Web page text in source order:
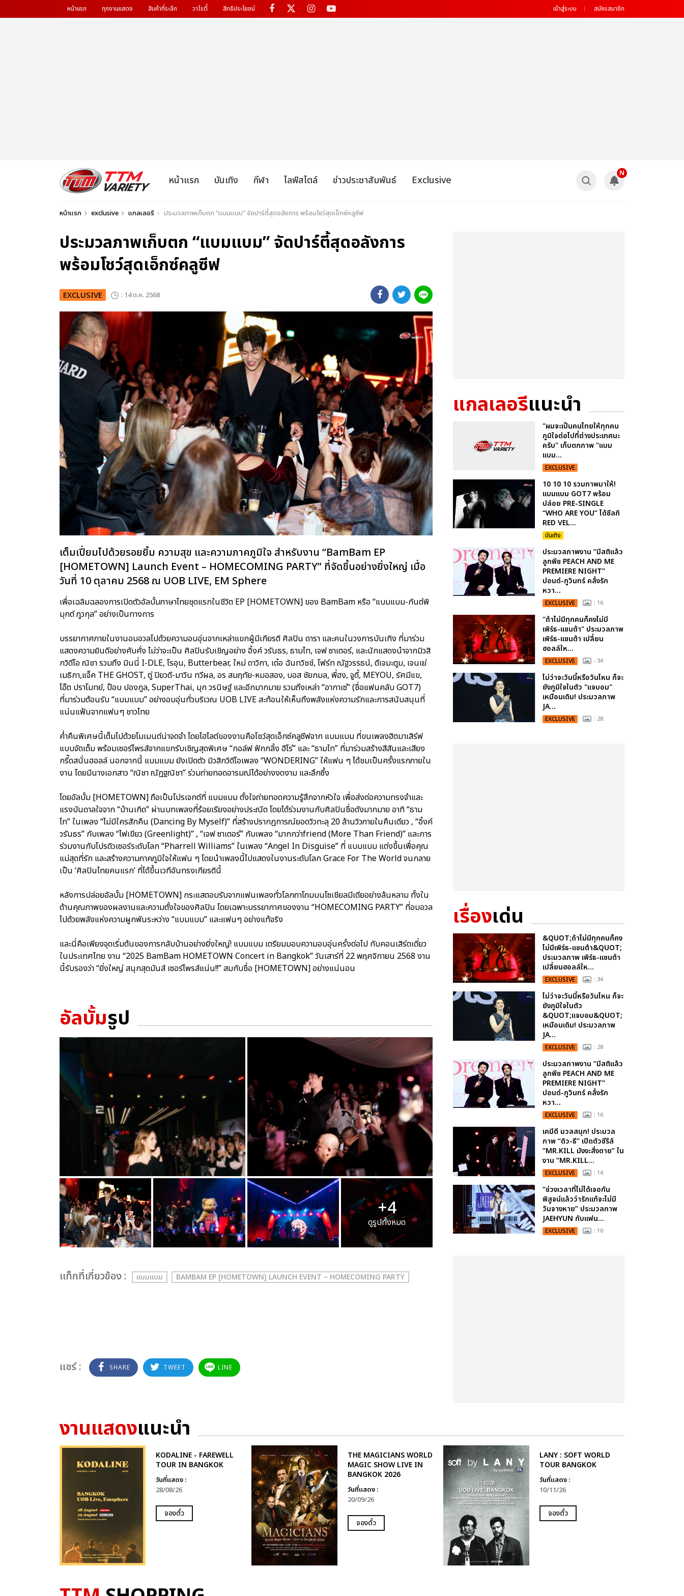
หน้าแรก ทุกงานแสดง สินค้าที่ระลึก วาไรตี้ สิทธิประโยชน์ เข้าสู่ระบบ สมัครสมาชิก
หน้าแรก บันเทิง กีฬา ไลฟ์สไตล์ ข่าวประชาสัมพันธ์ Exclusive
N
หน้าแรก exclusive แกลเลอรี ประมวลภาพเก็บตก “แบมแบม” จัดปาร์ตี้สุดอลังการ พร้อมโชว์สุดเอ็กซ์คลูซีฟ
ประมวลภาพเก็บตก “แบมแบม” จัดปาร์ตี้สุดอลังการ
พร้อมโชว์สุดเอ็กซ์คลูซีฟ
EXCLUSIVE : 14 ต.ค. 2568
เต็มเปี่ยมไปด้วยรอยยิ้ม ความสุข และความภาคภูมิใจ สำหรับงาน “BamBam EP
[HOMETOWN] Launch Event – HOMECOMING PARTY” ที่จัดขึ้นอย่างยิ่งใหญ่ เมื่อ
วันที่ 10 ตุลาคม 2568 ณ UOB LIVE, EM Sphere
เพื่อเฉลิมฉลองการเปิดตัวอัลบั้มภาษาไทยชุดแรกในชีวิต EP [HOMETOWN] ของ BamBam หรือ “แบมแบม-กันต์พิ
มุกต์ ภูวกุล” อย่างเป็นทางการ
บรรยากาศภายในงานอบอวลไปด้วยความอบอุ่นจากเหล่าแขกผู้มีเกียรติ ศิลปิน ดารา และคนในวงการบันเทิง ที่มาร่วม
แสดงความยินดีอย่างคับคั่ง ไม่ว่าจะเป็น ศิลปินรับเชิญอย่าง อิ้งค์ วรันธร, ธามไท, เจฟ ซาเตอร์, และนักแสดงนำจากมิวสิ
กวิดีโอ ณิชา รวมถึง มินนี่ I-DLE, โรอุน, Butterbear, ใหม่ ดาวิกา, เต๋อ ฉันทวิชช์, โฟร์ท ณัฐวรรธน์, ดีเจมะตูม, เจนเย่
เมธิกา,แจ็ค THE GHOST, ตู่ ปิยวดี-มาวิน ทวีผล, อร สมฤทัย-หมอสอง, บอส ชัยกมล, พี่ฮง, จูดี้, MEYOU, รัศมีแข,
โอ๊ต ปราโมทย์, ป๊อบ ปองกูล, SuperThai, มุก วรนิษฐ์ และอีกมากมาย รวมถึงเหล่า “อากาเซ่” (ชื่อแฟนคลับ GOT7)
ที่มาร่วมต้อนรับ “แบมแบม” อย่างอบอุ่นทั่วบริเวณ UOB LIVE สะท้อนให้เห็นถึงพลังแห่งความรักและการสนับสนุนที่
แน่นแฟ้นจากแฟนๆ ชาวไทย
ค่ำคืนพิเศษนี้เต็มไปด้วยโมเมนต์น่าจดจำ โดยไฮไลต์ของงานคือโชว์สุดเอ็กซ์คลูซีฟจาก แบมแบม ที่ขนเพลงฮิตมาเสิร์ฟ
แบบจัดเต็ม พร้อมเซอร์ไพรส์จากแขกรับเชิญสุดพิเศษ “กอล์ฟ ฟักกลิ้ง ฮีโร่” และ “ธามไท” ที่มาร่วมสร้างสีสันและเสียง
กรี๊ดสนั่นฮอลล์ นอกจากนี้ แบมแบม ยังเปิดตัว มิวสิกวิดีโอเพลง “WONDERING” ให้แฟน ๆ ได้ชมเป็นครั้งแรกภายใน
งาน โดยมีนางเอกสาว “ณิชา ณัฏฐณิชา” ร่วมถ่ายทอดอารมณ์ได้อย่างงดงาม และลึกซึ้ง
โดยอัลบั้ม [HOMETOWN] ถือเป็นโปรเจกต์ที่ แบมแบม ตั้งใจถ่ายทอดความรู้สึกจากหัวใจ เพื่อส่งต่อความทรงจำและ
แรงบันดาลใจจาก “บ้านเกิด” ผ่านบทเพลงที่ร้อยเรียงอย่างประณีต โดยได้ร่วมงานกับศิลปินชื่อดังมากมาย อาทิ “ธาม
ไท” ในเพลง “ไม่มีใครสักคืน (Dancing By Myself)” ที่สร้างปรากฏการณ์ยอดวิวทะลุ 20 ล้านวิวภายในคืนเดียว , “อิ้งค์
วรันธร” กับเพลง “ไฟเขียว (Greenlight)” , “เจฟ ซาเตอร์” กับเพลง “มากกว่าfriend (More Than Friend)” และการ
ร่วมงานกับโปรดิวเซอร์ระดับโลก “Pharrell Williams” ในเพลง “Angel In Disguise” ที่ แบมแบม แต่งขึ้นเพื่อคุณ
แม่สุดที่รัก และสร้างความภาคภูมิใจให้แฟน ๆ โดยนำเพลงนี้ไปแสดงในงานระดับโลก Grace For The World จนกลาย
เป็น ‘ศิลปินไทยคนแรก’ ที่ได้ขึ้นเวทีอันทรงเกียรตินี้
หลังการปล่อยอัลบั้ม [HOMETOWN] กระแสตอบรับจากแฟนเพลงทั่วโลกถาโถมบนโซเชียลมีเดียอย่างล้นหลาม ทั้งใน
ด้านคุณภาพของผลงานและความตั้งใจของศิลปิน โดยเฉพาะบรรยากาศของงาน “HOMECOMING PARTY” ที่อบอวล
ไปด้วยพลังแห่งความผูกพันระหว่าง “แบมแบม” และแฟนๆ อย่างแท้จริง
และนี่คือเพียงจุดเริ่มต้นของการกลับบ้านอย่างยิ่งใหญ่! แบมแบม เตรียมมอบความอบอุ่นครั้งต่อไป กับคอนเสิร์ตเดี่ยว
ในประเทศไทย งาน “2025 BamBam HOMETOWN Concert in Bangkok” วันเสาร์ที่ 22 พฤศจิกายน 2568 งาน
นี้รับรองว่า “ยิ่งใหญ่ สนุกสุดมันส์ เซอร์ไพรส์แน่น!!” สมกับชื่อ [HOMETOWN] อย่างแน่นอน
อัลบั้มรูป
+4
ดูรูปทั้งหมด
เเท็กที่เกี่ยวข้อง : แบมแบม BAMBAM EP [HOMETOWN] LAUNCH EVENT – HOMECOMING PARTY
แชร์ : SHARE TWEET LINE
แกลเลอรีแนะนำ
"ผมจะเป็นคนไทยให้ทุกคน
ภูมิใจต่อไปที่ต่างประเทศนะ
ครับ" เก็บตกภาพ "แบม
แบม...
EXCLUSIVE
10 10 10 รวมภาพมาให้!
แบมแบม GOT7 พร้อม
ปล่อย PRE-SINGLE
“WHO ARE YOU” ได้ซึลกิ
RED VEL...
บันเทิง
ประมวลภาพงาน “มีสติแล้ว
ลูกพีช PEACH AND ME
PREMIERE NIGHT”
ปอนด์-ภูวินทร์ คลั่งรัก
หวา...
EXCLUSIVE : 16
"ถ้าไม่มีทุกคนก็คงไม่มี
เพิร์ธ-แซนต้า" ประมวลภาพ
เพิร์ธ-แซนต้า เปลี่ยน
ฮอลล์ให...
EXCLUSIVE : 34
ไม่ว่าจะวันนี้หรือวันไหน ก็จะ
ยังภูมิใจในตัว "แจบอม"
เหมือนเดิม! ประมวลภาพ
JA...
EXCLUSIVE : 28
เรื่องเด่น
&QUOT;ถ้าไม่มีทุกคนก็คง
ไม่มีเพิร์ธ-แซนต้า&QUOT;
ประมวลภาพ เพิร์ธ-แซนต้า
เปลี่ยนฮอลล์ให...
EXCLUSIVE : 34
ไม่ว่าจะวันนี้หรือวันไหน ก็จะ
ยังภูมิใจในตัว
&QUOT;แจบอม&QUOT;
เหมือนเดิม! ประมวลภาพ
JA...
EXCLUSIVE : 28
ประมวลภาพงาน “มีสติแล้ว
ลูกพีช PEACH AND ME
PREMIERE NIGHT”
ปอนด์-ภูวินทร์ คลั่งรัก
หวา...
EXCLUSIVE : 16
เคมีดี มวลสนุก! ประมวล
ภาพ “ดิว-ธี” เปิดตัวซีรีส์
“MR.KILL มังงะสั่งตาย” ใน
งาน “MR.KILL...
EXCLUSIVE : 14
“ช่วงเวลาที่ไม่ได้เจอกัน
พิสูจน์แล้วว่ารักแท้จะไม่มี
วันจางหาย” ประมวลภาพ
JAEHYUN กับแฟน...
EXCLUSIVE : 10
งานแสดงแนะนำ
KODALINE - FAREWELL
TOUR IN BANGKOK
วันที่แสดง :
28/08/26
จองตั๋ว
THE MAGICIANS WORLD
MAGIC SHOW LIVE IN
BANGKOK 2026
วันที่แสดง :
20/09/26
จองตั๋ว
LANY : SOFT WORLD
TOUR BANGKOK
วันที่แสดง :
10/11/26
จองตั๋ว